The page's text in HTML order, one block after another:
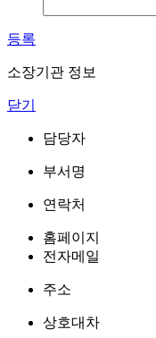
등록
소장기관 정보
닫기
담당자
부서명
연락처
홈페이지
전자메일
주소
상호대차